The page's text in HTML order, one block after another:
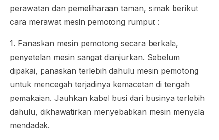
perawatan dan pemeliharaan taman, simak berikut
cara merawat mesin pemotong rumput :
1. Panaskan mesin pemotong secara berkala,
penyetelan mesin sangat dianjurkan. Sebelum
dipakai, panaskan terlebih dahulu mesin pemotong
untuk mencegah terjadinya kemacetan di tengah
pemakaian. Jauhkan kabel busi dari businya terlebih
dahulu, dikhawatirkan menyebabkan mesin menyala
mendadak.